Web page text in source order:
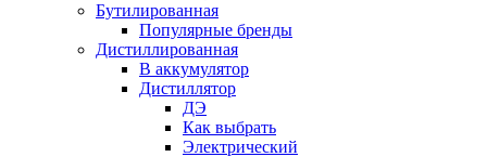
Бутилированная
Популярные бренды
Дистиллированная
В аккумулятор
Дистиллятор
ДЭ
Как выбрать
Электрический